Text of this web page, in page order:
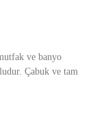
ve banyo
Çabuk ve tam